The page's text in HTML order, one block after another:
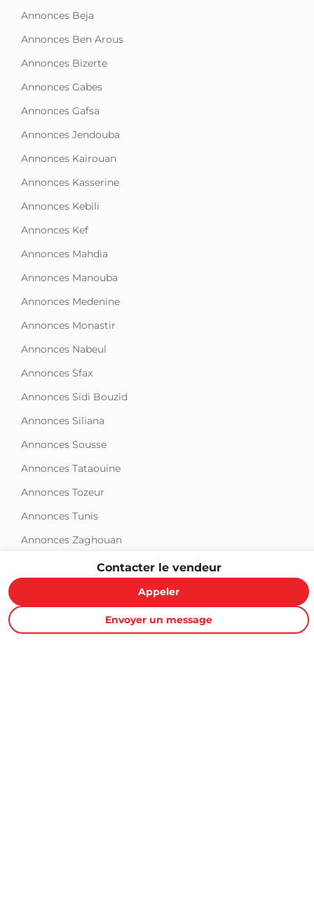
Contacter le vendeur
Appeler
Envoyer un message
Annonces Ben Arous
Annonces Bizerte
Annonces Gabes
Annonces Gafsa
Annonces Jendouba
Annonces Kairouan
Annonces Kasserine
Annonces Kebili
Annonces Kef
Annonces Mahdia
Annonces Manouba
Annonces Medenine
Annonces Monastir
Annonces Nabeul
Annonces Sfax
Annonces Sidi Bouzid
Annonces Siliana
Annonces Sousse
Annonces Tataouine
Annonces Tozeur
Annonces Tunis
Annonces Zaghouan
Proxity.tn est une plateforme tunisienne de petites annonces